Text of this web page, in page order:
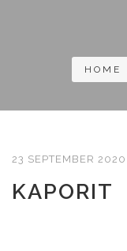
HOME
23 SEPTEMBER 2020
KAPORIT